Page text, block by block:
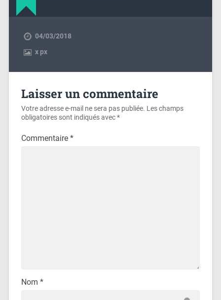
04/03/2018
xpx
Laisser un commentaire
Votre adresse e-mail ne sera pas publiée. Les champs
obligatoires sont indiqués avec*
Commentaire *
Nom *